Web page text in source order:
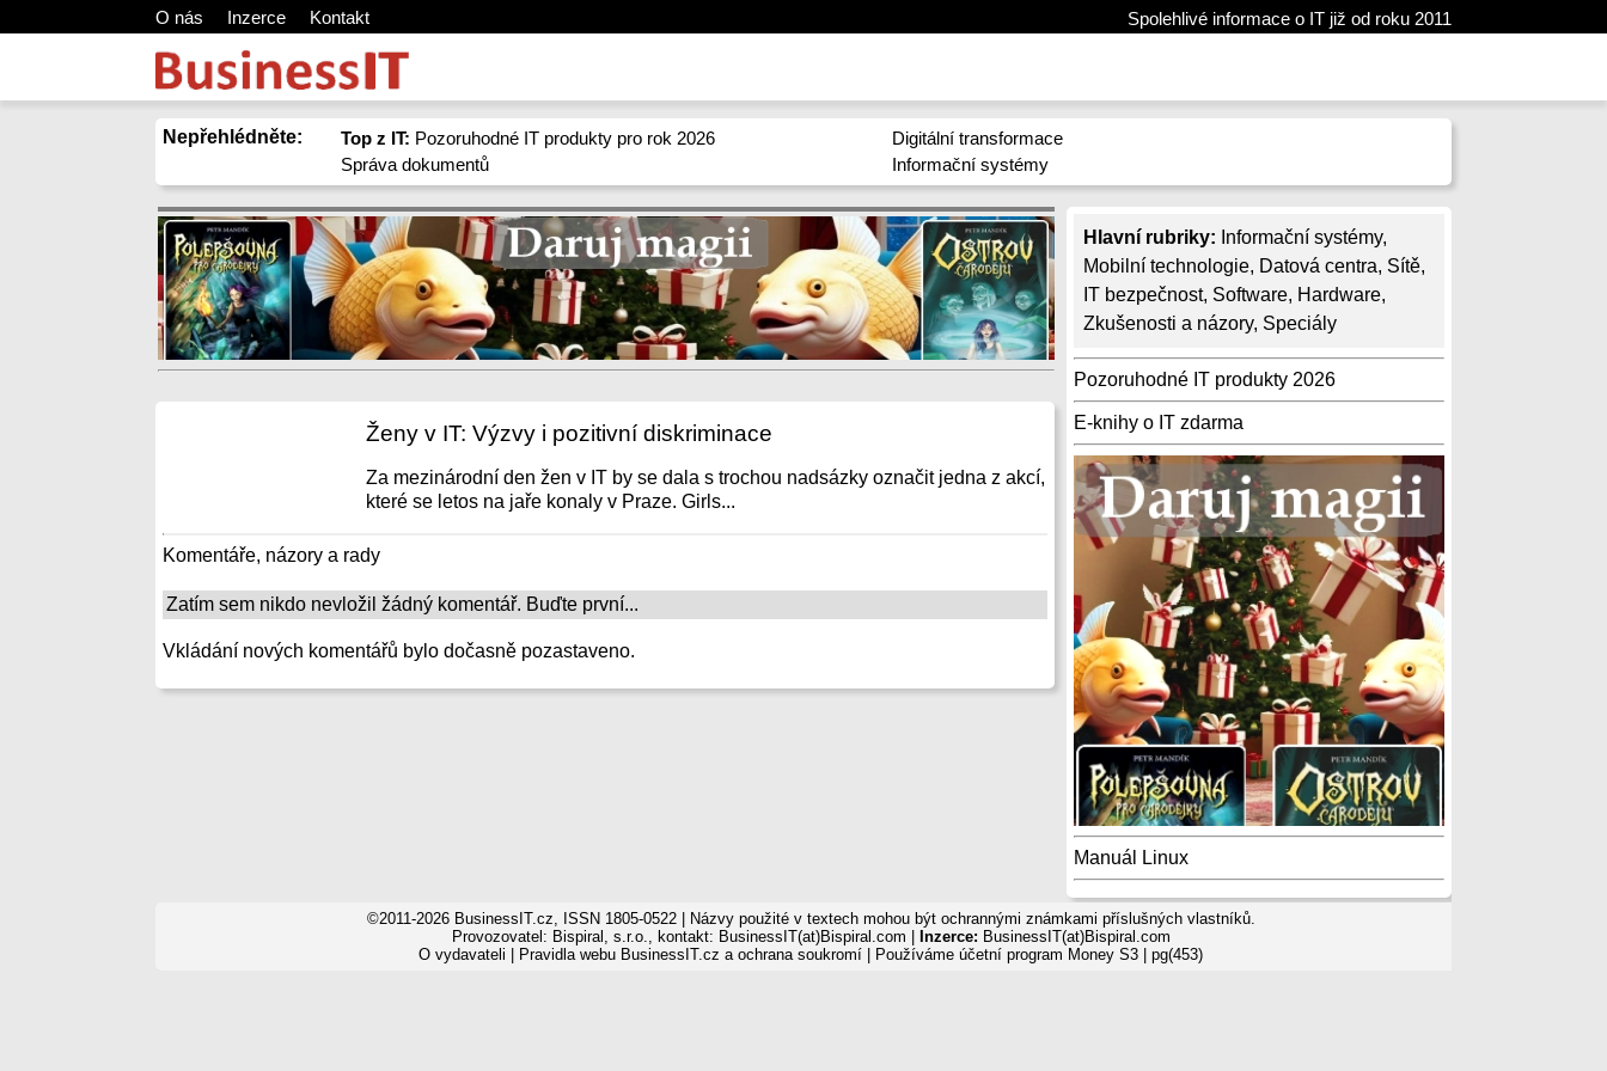
O nás Inzerce Kontakt Spolehlivé informace o IT již od roku 2011
Nepřehlédněte: Top z IT: Pozoruhodné IT produkty pro rok 2026
Správa dokumentů
Digitální transformace
Informační systémy
Hlavní rubriky: Informační systémy,
Mobilní technologie, Datová centra, Sítě,
IT bezpečnost, Software, Hardware,
Zkušenosti a názory, Speciály
Pozoruhodné IT produkty 2026
E-knihy o IT zdarma
Manuál Linux
Ženy v IT: Výzvy i pozitivní diskriminace
Za mezinárodní den žen v IT by se dala s trochou nadsázky označit jedna z akcí,
které se letos na jaře konaly v Praze. Girls...
Komentáře, názory a rady
Zatím sem nikdo nevložil žádný komentář. Buďte první...
Vkládání nových komentářů bylo dočasně pozastaveno.
©2011-2026 BusinessIT.cz, ISSN 1805-0522 | Názvy použité v textech mohou být ochrannými známkami příslušných vlastníků.
Provozovatel: Bispiral, s.r.o., kontakt: BusinessIT(at)Bispiral.com |
Inzerce: BusinessIT(at)Bispiral.com
O vydavateli
Pravidla webu BusinessIT.cz a ochrana soukromí | Používáme účetní program Money S3 | pg(453)